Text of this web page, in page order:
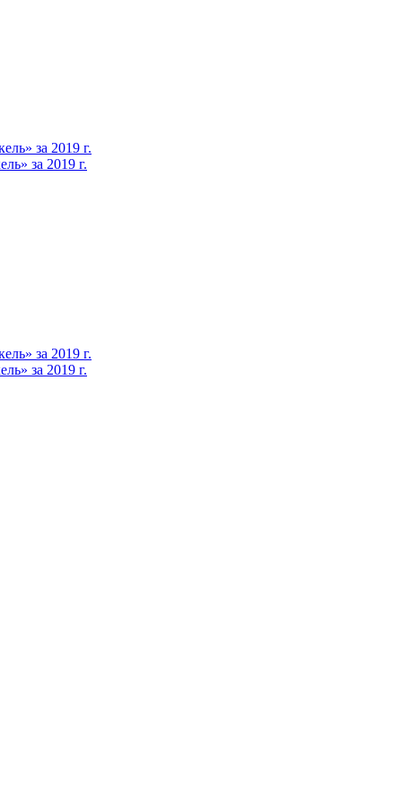
за 2019 г.
за 2019 г.
за 2019 г.
за 2019 г.